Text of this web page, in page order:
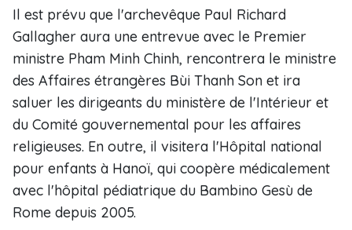
Il est prévu que l'archevêque Paul Richard
Gallagher aura une entrevue avec le Premier
ministre Pham Minh Chinh, rencontrera le ministre
des Affaires étrangères Bùi Thanh Son et ira
saluer les dirigeants du ministère de l'Intérieur et
du Comité gouvernemental pour les affaires
religieuses. En outre, il visitera l'Hôpital national
pour enfants à Hanoï, qui coopère médicalement
avec l'hôpital pédiatrique du Bambino Gesù de
Rome depuis 2005.